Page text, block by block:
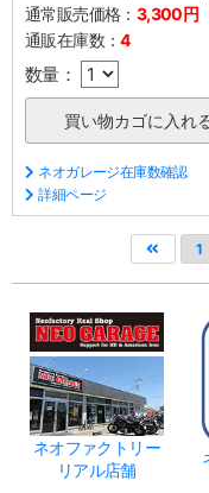
通常販売価格： 3,300円
通販在庫数：4
数量：
ネオガレージ在庫数確認
詳細ページ
1
ネオファクトリー
リアル店舗